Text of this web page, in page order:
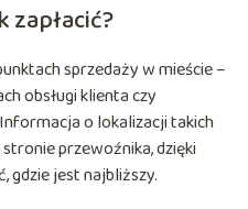
zapłacić?
sprzedaży w mieście –
obsługi klienta czy
o lokalizacji takich
przewoźnika, dzięki
gdzie jest najbliższy.